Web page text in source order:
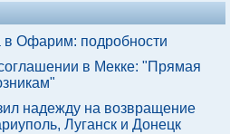
Офарим: подробности
в Мекке: "Прямая
надежду на возвращение
Луганск и Донецк